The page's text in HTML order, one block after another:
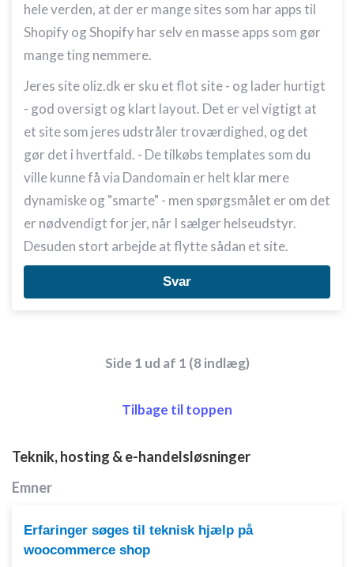
hele verden, at der er mange sites som har apps til
Shopify og Shopify har selv en masse apps som gør
mange ting nemmere.
Jeres site oliz.dk er sku et flot site - og lader hurtigt
- god oversigt og klart layout. Det er vel vigtigt at
et site som jeres udstråler troværdighed, og det
gør det i hvertfald. - De tilkøbs templates som du
ville kunne få via Dandomain er helt klar mere
dynamiske og "smarte" - men spørgsmålet er om det
er nødvendigt for jer, når I sælger helseudstyr.
Desuden stort arbejde at flytte sådan et site.
Svar
Side 1 ud af 1 (8 indlæg)
Tilbage til toppen
Teknik, hosting & e-handelsløsninger
Emner
Erfaringer søges til teknisk hjælp på
woocommerce shop
Identificere enheder baseret på aktivt
Ikke-IAB-behandlingsformål:
Ydeevne
Funktionel